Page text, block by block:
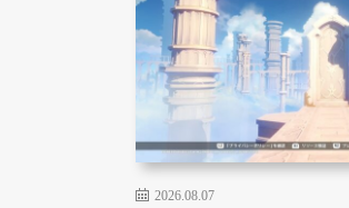
2026.08.07